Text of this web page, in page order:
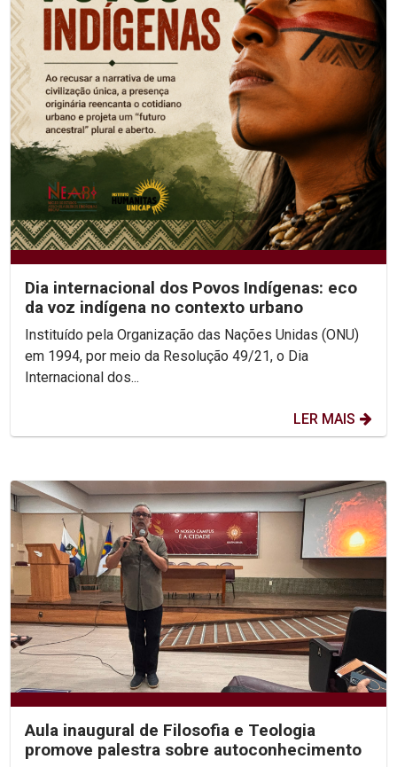
Dia internacional dos Povos Indígenas: eco
da voz indígena no contexto urbano
Instituído pela Organização das Nações Unidas (ONU)
em 1994, por meio da Resolução 49/21, o Dia
Internacional dos...
LER MAIS
Aula inaugural de Filosofia e Teologia
promove palestra sobre autoconhecimento